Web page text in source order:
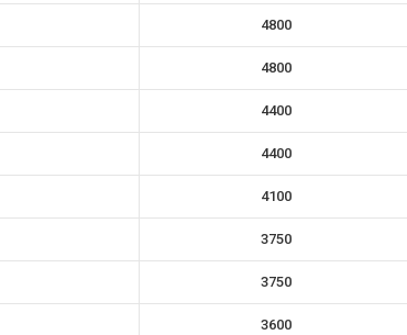
4800
4800
4400
4400
4100
3750
3750
3600